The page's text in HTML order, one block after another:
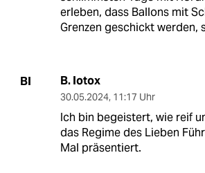
erleben, dass Ballons mit
Grenzen geschickt werden,
BI B. Iotox
30.05.2024, 11:17 Uhr
Ich bin begeistert, wie reif
das Regime des Lieben
Mal präsentiert.